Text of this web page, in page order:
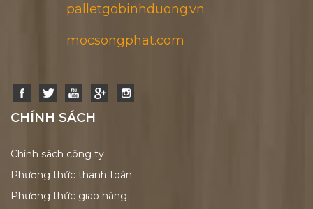
palletgobinhduong.vn
mocsongphat.com
CHÍNH SÁCH
Chính sách công ty
Phương thức thanh toán
Phương thức giao hàng